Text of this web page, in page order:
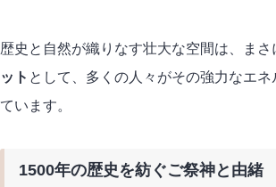
歴史と自然が織りなす壮大な空間は、まさ
ット として、多くの人々がその強力なエ
ています。
1500年の歴史を紡ぐご祭神と由緒